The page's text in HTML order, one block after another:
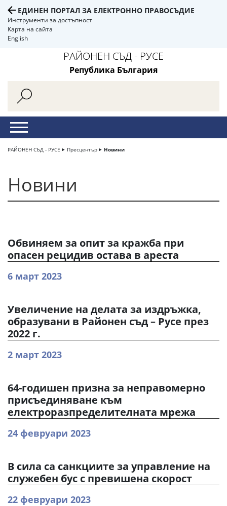
ЕДИНЕН ПОРТАЛ ЗА ЕЛЕКТРОННО ПРАВОСЪДИЕ
Инструменти за достъпност
Карта на сайта
English
РАЙОНЕН СЪД - РУСЕ
Република България
РАЙОНЕН СЪД - РУСЕ Пресцентър Новини
Новини
Обвиняем за опит за кражба при
опасен рецидив остава в ареста
6 март 2023
Увеличение на делата за издръжка,
образувани в Районен съд – Русе през
2022 г.
2 март 2023
64-годишен призна за неправомерно
присъединяване към
електроразпределителната мрежа
24 февруари 2023
В сила са санкциите за управление на
служебен бус с превишена скорост
22 февруари 2023